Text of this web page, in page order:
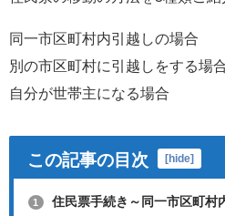
同一市区町村内引越しの場合
別の市区町村に引越しをする場
自分が世帯主になる場合
この記事の目次 [hide]
1 住民票手続き～同一市区町村